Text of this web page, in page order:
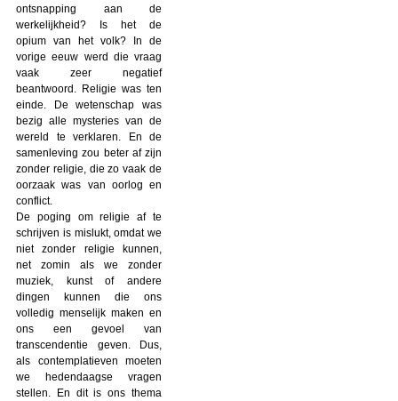
ontsnapping aan de
werkelijkheid? Is het de
opium van het volk? In de
vorige eeuw werd die vraag
vaak zeer negatief
beantwoord. Religie was ten
einde. De wetenschap was
bezig alle mysteries van de
wereld te verklaren. En de
samenleving zou beter af zijn
zonder religie, die zo vaak de
oorzaak was van oorlog en
conflict.
De poging om religie af te
schrijven is mislukt, omdat we
niet zonder religie kunnen,
net zomin als we zonder
muziek, kunst of andere
dingen kunnen die ons
volledig menselijk maken en
ons een gevoel van
transcendentie geven. Dus,
als contemplatieven moeten
we hedendaagse vragen
stellen. En dit is ons thema